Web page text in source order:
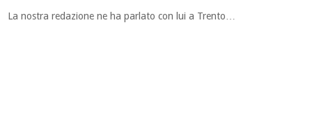
La nostra redazione ne ha parlato con lui a Trento…